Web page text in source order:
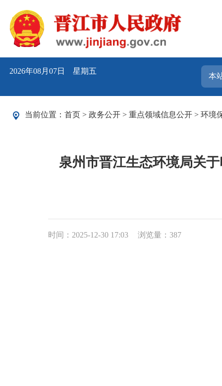
2026年08月07日 星期五
当前位置： 首页 > 政务公开 > 重点领域信息公开 > 环境
泉州市晋江生态环境局关
时间：2025-12-30 17:03 浏览量： 387